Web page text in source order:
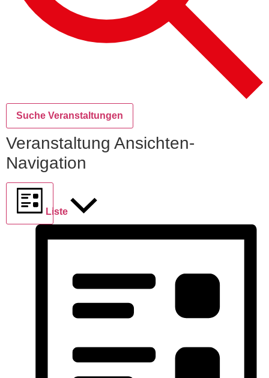
Suche Veranstaltungen
Veranstaltung Ansichten-
Navigation
Liste